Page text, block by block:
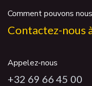
Comment pouvons
Contactez-nous
Appelez-nous
+32 69 66 45 00